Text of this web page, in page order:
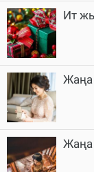
Ит
Жаңа
Жаңа